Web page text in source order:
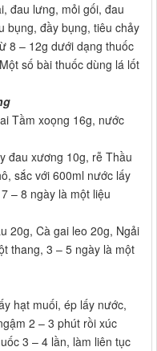
đau lưng, mỏi gối, đau
bụng, đầy bụng, tiêu chảy
8 – 12g dưới dạng thuốc
số bài thuốc dùng lá lốt
Tầm xoọng 16g, nước
đau xương 10g, rễ Thầu
sắc với 600ml nước lấy
– 8 ngày là một liệu
20g, Cà gai leo 20g, Ngải
thang, 3 – 5 ngày là một
hạt muối, ép lấy nước,
2 – 3 phút rồi xúc
3 – 4 lần, làm liên tục